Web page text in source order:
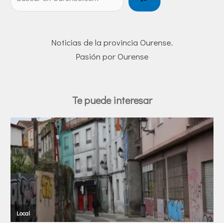
Noticias de la provincia Ourense.
Pasión por Ourense
Te puede interesar